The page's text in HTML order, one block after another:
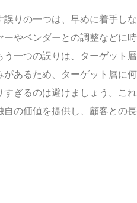
りの一つは、早めに着手し
やベンダーとの調整などに時
一つの誤りは、ターゲット
あるため、ターゲット層に
ぎるのは避けましょう。こ
の価値を提供し、顧客との